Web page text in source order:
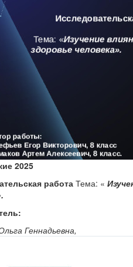
2025
работа Тема: «
Геннадьевна,